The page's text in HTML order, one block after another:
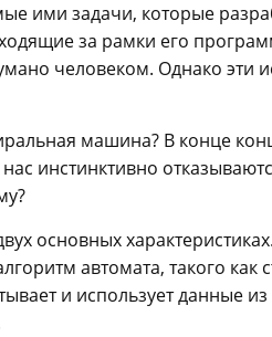
ими задачи, которые
за рамки его
человеком. Однако
машина? В конце
инстинктивно
основных
автомата, такого
и использует данные